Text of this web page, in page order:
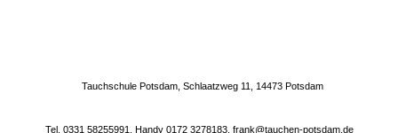
Tauchschule Potsdam, Schlaatzweg 11, 14473 Potsdam
Tel. 0331 58255991, Handy 0172 3278183, frank@tauchen-potsdam.de